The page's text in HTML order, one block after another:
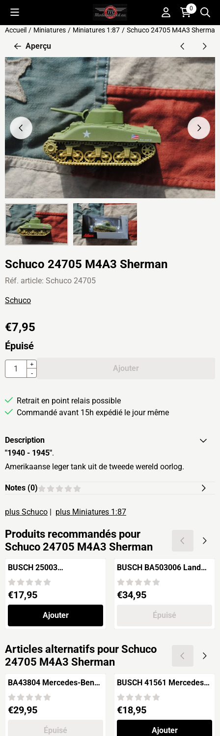
Préférences de cookies disponibles. Choisissez les paramètres
0
Accueil / Miniatures / Miniatures 1:87 / Schuco 24705 M4A3 Sherman
Aperçu
Schuco 24705 M4A3 Sherman
Réf. article: Schuco 24705
Schuco
€7,95
Épuisé
Quantité
+
-
Ajouter
Retrait en point relais possible
Commandé avant 15h expédié le jour même
Description
"1940 - 1945".
Amerikaanse leger tank uit de tweede wereld oorlog.
Notes (0)
plus Schuco plus Miniatures 1:87
Produits recommandés pour
Schuco 24705 M4A3 Sherman
BUSCH 25003
Messerschmitt BF 109
"USA-Nordafrika"
Prix: 17,95
€17,95
Ajouter
BUSCH BA503006 Land
Rover Defender Station
Wagon 110
Prix: 34,95
€34,95
Épuisé
Articles alternatifs pour Schuco
24705 M4A3 Sherman
BA43804 Mercedes-Benz
Mk.94
Prix: 29,95
€29,95
Épuisé
BUSCH 41561 Mercedes
170V "Sanitetsfahrzeug"
Prix: 18,95
€18,95
Ajouter